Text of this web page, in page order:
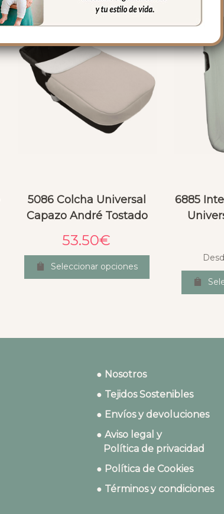
5086 Colcha Universal
Capazo André Tostado
53.50€
Seleccionar opciones
6885
● Nosotros
● Tejidos Sostenibles
● Envíos y devoluciones
● Aviso legal y
Política de privacidad
● Política de Cookies
● Términos y condiciones